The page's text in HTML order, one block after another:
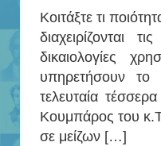
Κοιτάξτε τι
διαχειρίζονται
δικαιολογίες
υπηρετήσουν το
τελευταία
Κουμπάρος του
σε μείζων […]